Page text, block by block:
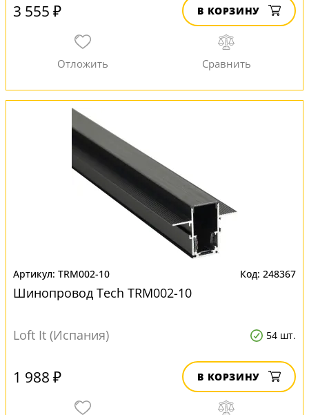
3 555 ₽ В КОРЗИНУ
TRM002-10 248367
Шинопровод Tech TRM002-10
Loft It (Испания) 54 шт.
1 988 ₽ В КОРЗИНУ